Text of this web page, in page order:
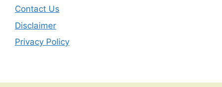
Contact Us
Disclaimer
Privacy Policy